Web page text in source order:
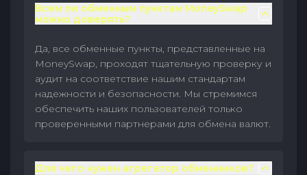
Всем ли обменным пунктам MoneySwap
можно доверять?
Да, все обменные пункты, представленные на
MoneySwap, проходят тщательную проверку и
аудит на соответствие нашим стандартам
надежности и безопасности. Мы стремимся
обеспечить наших пользователей только
проверенными партнерами для обмена валют.
Для чего нужен агрегатор обменников?